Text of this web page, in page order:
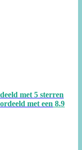
met 5 sterren
met een 8.9